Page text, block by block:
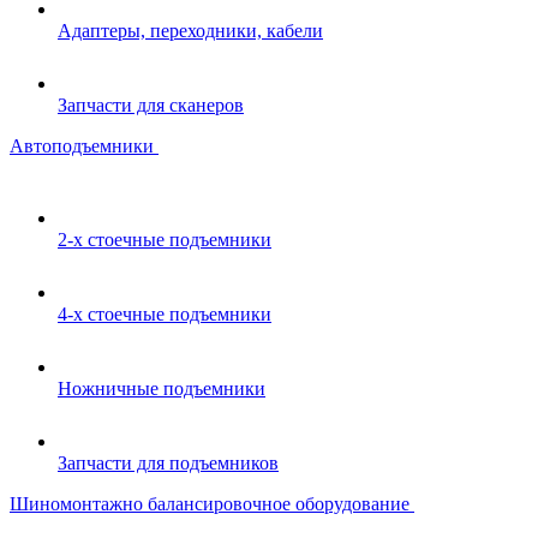
Адаптеры, переходники, кабели
Запчасти для сканеров
Автоподъемники
2-х стоечные подъемники
4-х стоечные подъемники
Ножничные подъемники
Запчасти для подъемников
Шиномонтажно балансировочное оборудование